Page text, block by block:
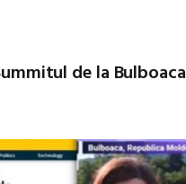
de la Bulboaca